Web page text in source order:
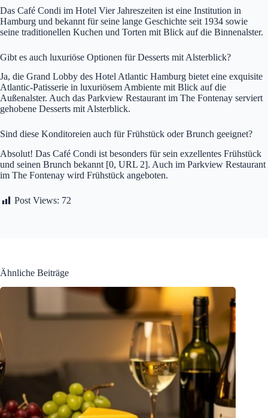
Das Café Condi im Hotel Vier Jahreszeiten ist eine Institution in
Hamburg und bekannt für seine lange Geschichte seit 1934 sowie
seine traditionellen Kuchen und Torten mit Blick auf die Binnenalster.
Gibt es auch luxuriöse Optionen für Desserts mit Alsterblick?
Ja, die Grand Lobby des Hotel Atlantic Hamburg bietet eine exquisite
Atlantic-Patisserie in luxuriösem Ambiente mit Blick auf die
Außenalster. Auch das Parkview Restaurant im The Fontenay serviert
gehobene Desserts mit Alsterblick.
Sind diese Konditoreien auch für Frühstück oder Brunch geeignet?
Absolut! Das Café Condi ist besonders für sein exzellentes Frühstück
und seinen Brunch bekannt [0, URL 2]. Auch im Parkview Restaurant
im The Fontenay wird Frühstück angeboten.
Post Views: 72
Ähnliche Beiträge